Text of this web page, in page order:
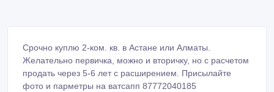
Срочно куплю 2-ком. кв. в Астане или Алматы.
Желательно первичка, можно и вторичку, но с расчетом
продать через 5-6 лет с расширением. Присылайте
фото и парметры на ватсапп 87772040185